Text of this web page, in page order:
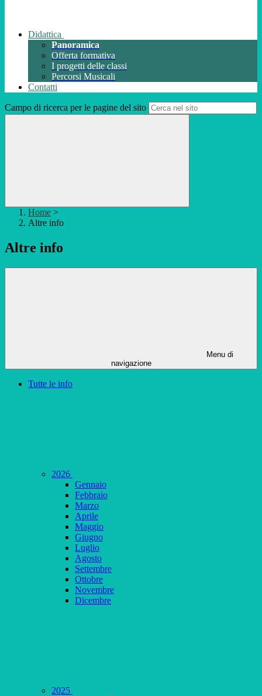
Didattica
Panoramica
Offerta formativa
I progetti delle classi
Percorsi Musicali
Contatti
Campo di ricerca per le pagine del sito
Home >
Altre info
Altre info
Menu di
navigazione
Tutte le info
2026
Gennaio
Febbraio
Marzo
Aprile
Maggio
Giugno
Luglio
Agosto
Settembre
Ottobre
Novembre
Dicembre
2025